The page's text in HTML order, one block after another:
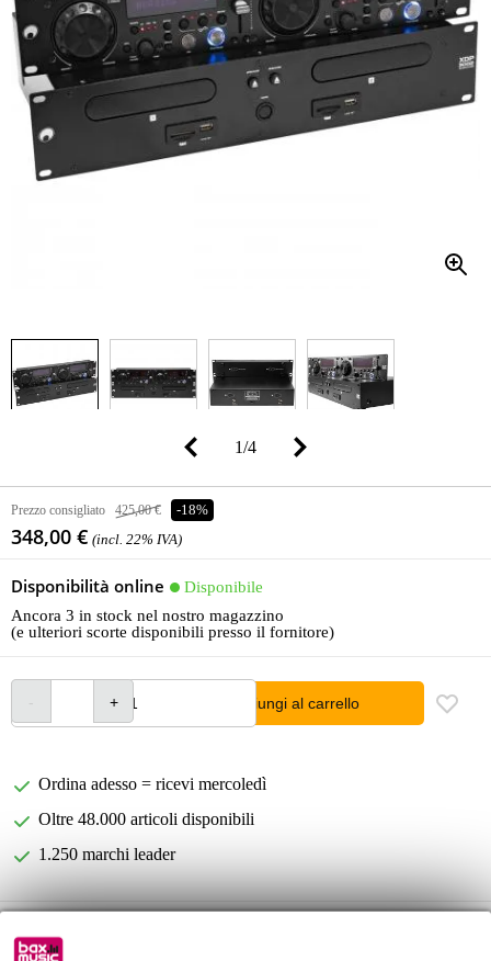
1/4
Prezzo consigliato 425,00 € -18%
348,00 € (incl. 22% IVA)
Disponibilità online
Disponibile
Ancora 3 in stock nel nostro magazzino
(e ulteriori scorte disponibili presso il fornitore)
Aggiungi al carrello
Ordina adesso = ricevi mercoledì
Oltre 48.000 articoli disponibili
1.250 marchi leader